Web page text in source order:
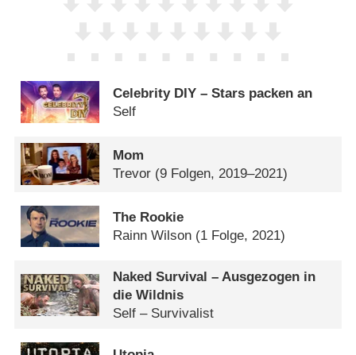
Celebrity DIY – Stars packen an
Self
Mom
Trevor (9 Folgen, 2019–2021)
The Rookie
Rainn Wilson (1 Folge, 2021)
Naked Survival – Ausgezogen in
die Wildnis
Self – Survivalist